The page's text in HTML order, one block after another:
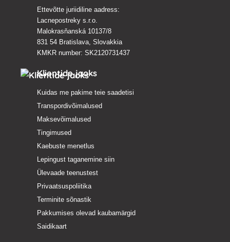
Ettevõtte juriidiline aadress:
Lacnepostreky s.r.o.
Malokrasňanská 10137/8
831 54 Bratislava, Slovakkia
KMKR number: SK2120731437
Klientide jaoks
Kuidas me pakime teie saadetisi
Transpordivõimalused
Maksevõimalused
Tingimused
Kaebuste menetlus
Lepingust taganemine siin
Ülevaade teenustest
Privaatsuspoliitika
Terminite sõnastik
Pakkumises olevad kaubamärgid
Saidikaart